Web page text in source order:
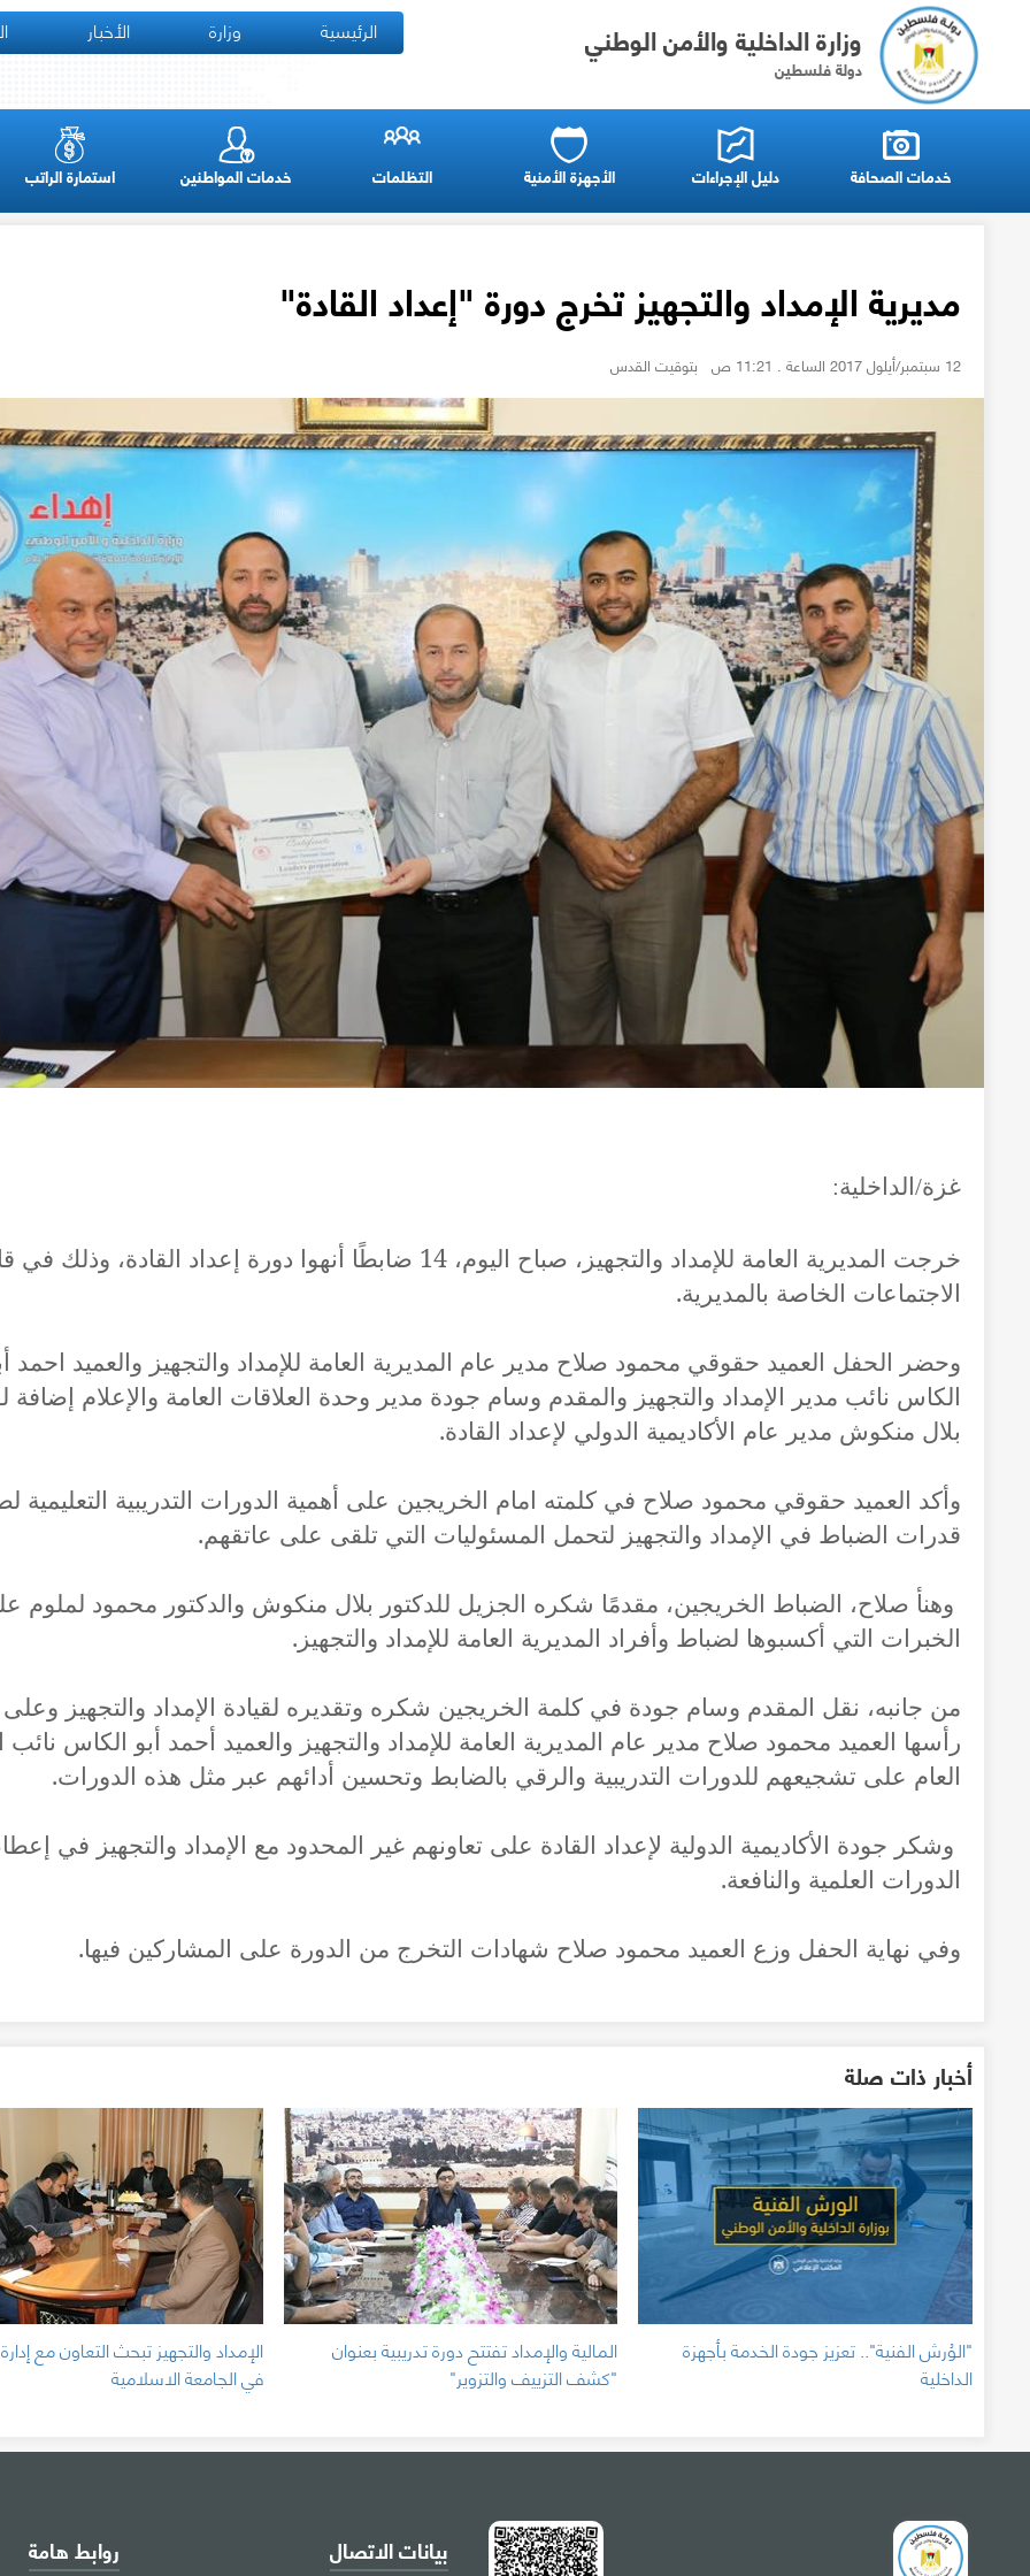
دولة فلسطين
وزارة الداخلية والأمن الوطني الرئيسية وزارة الأخبار
خدمات الصحافة دليل الإجراءات الأجهزة الأمنية التظلمات خدمات المواطنين استمارة الراتب
مديرية الإمداد والتجهيز تخرج دورة "إعداد القادة"
12 سبتمبر/أيلول 2017 الساعة . 11:21 ص بتوقيت القدس
غزة/الداخلية:
خرجت المديرية العامة للإمداد والتجهيز، صباح اليوم، 14 ضابطًا أنهوا دورة إعداد القادة،
الاجتماعات الخاصة بالمديرية.
وحضر الحفل العميد حقوقي محمود صلاح مدير عام المديرية العامة للإمداد والتجهيز والعميد احمد
الكاس نائب مدير الإمداد والتجهيز والمقدم وسام جودة مدير وحدة العلاقات العامة والإعلام إضافة
بلال منكوش مدير عام الأكاديمية الدولي لإعداد القادة.
وأكد العميد حقوقي محمود صلاح في كلمته امام الخريجين على أهمية الدورات التدريبية التعليمية
قدرات الضباط في الإمداد والتجهيز لتحمل المسئوليات التي تلقى على عاتقهم.
وهنأ صلاح، الضباط الخريجين، مقدمًا شكره الجزيل للدكتور بلال منكوش والدكتور محمود لملوم
الخبرات التي أكسبوها لضباط وأفراد المديرية العامة للإمداد والتجهيز.
من جانبه، نقل المقدم وسام جودة في كلمة الخريجين شكره وتقديره لقيادة الإمداد والتجهيز وعلى
رأسها العميد محمود صلاح مدير عام المديرية العامة للإمداد والتجهيز والعميد أحمد أبو الكاس نائب
العام على تشجيعهم للدورات التدريبية والرقي بالضابط وتحسين أدائهم عبر مثل هذه الدورات.
وشكر جودة الأكاديمية الدولية لإعداد القادة على تعاونهم غير المحدود مع الإمداد والتجهيز في
الدورات العلمية والنافعة.
وفي نهاية الحفل وزع العميد محمود صلاح شهادات التخرج من الدورة على المشاركين فيها.
أخبار ذات صلة
"الوُرش الفنية".. تعزيز جودة الخدمة بأجهزة
الداخلية
المالية والإمداد تفتتح دورة تدريبية بعنوان
"كشف التزييف والتزوير"
الإمداد والتجهيز تبحث التعاون مع
في الجامعة الاسلامية
بيانات الاتصال روابط هامة